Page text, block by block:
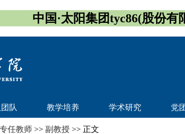
中国·太阳集团tyc86(股份
队 教学培养 学术研究 党
专任教师 >> 副教授 >> 正文